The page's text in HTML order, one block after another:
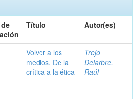
de
Título Autor(es)
Volver a los
medios. De la
crítica a la ética
Trejo
Delarbre,
Raúl